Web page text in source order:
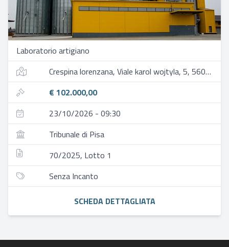
Laboratorio artigiano
Crespina lorenzana, Viale karol wojtyla, 5, 56042 crespina lorenzana pi, italia
€ 102.000,00
23/10/2026 - 09:30
Tribunale di Pisa
70/2025, Lotto 1
Senza Incanto
SCHEDA DETTAGLIATA